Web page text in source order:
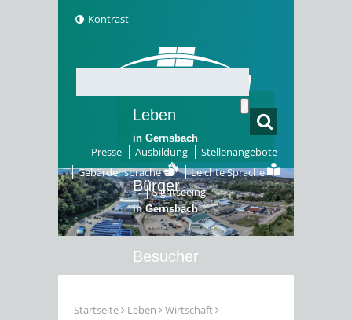
Kontrast
Presse Ausbildung
Stellenangebote
Gebärdensprache
Leichte Sprache
Sightseeing
Leben
in Gernsbach
Bürger
in Gernsbach
Besucher
Startseite Leben
Wirtschaft